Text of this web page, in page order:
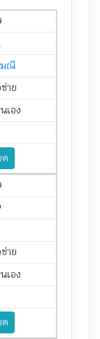
มณี
าย
เอง
ด
าย
เอง
ด